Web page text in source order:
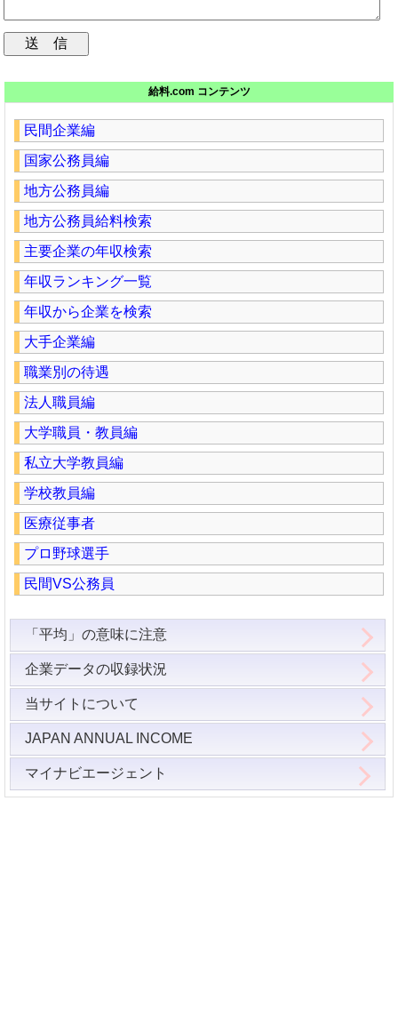
給料.com コンテンツ
民間企業編
国家公務員編
地方公務員編
地方公務員給料検索
主要企業の年収検索
年収ランキング一覧
年収から企業を検索
大手企業編
職業別の待遇
法人職員編
大学職員・教員編
私立大学教員編
学校教員編
医療従事者
プロ野球選手
民間VS公務員
「平均」の意味に注意
企業データの収録状況
当サイトについて
JAPAN ANNUAL INCOME
マイナビエージェント